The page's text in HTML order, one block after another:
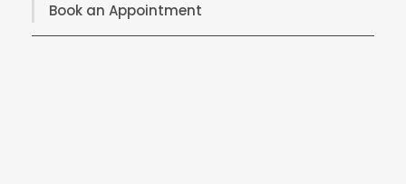
Book an Appointment